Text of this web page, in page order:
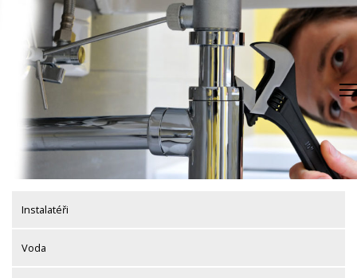
content
Instalatéři
Voda